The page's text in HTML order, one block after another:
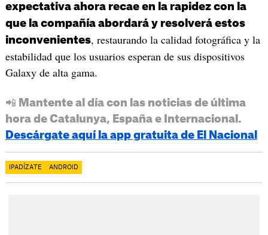
expectativa ahora recae en la rapidez con la
que la compañía abordará y resolverá estos
inconvenientes, restaurando la calidad fotográfica y la
estabilidad que los usuarios esperan de sus dispositivos
Galaxy de alta gama.
📲 Mantente al día con las noticias de última
hora de Catalunya, España e Internacional.
Descárgate aquí la app gratuita de El Nacional
IPADÍZATE ANDROID